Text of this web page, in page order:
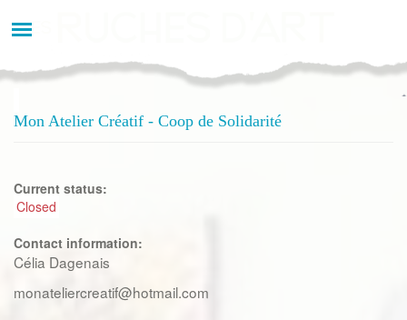
au
Mon Atelier Créatif - Coop de Solidarité
Current status:
Closed
Contact information:
Célia Dagenais
monateliercreatif@hotmail.com